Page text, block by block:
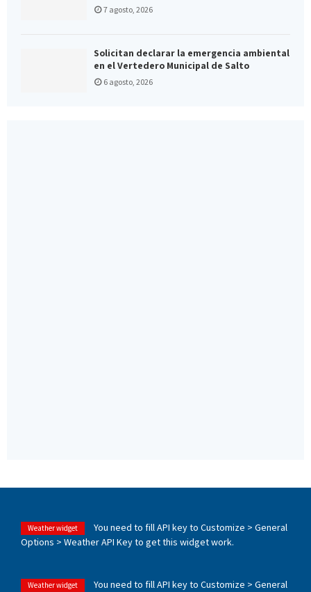
7 agosto, 2026
Solicitan declarar la emergencia ambiental
en el Vertedero Municipal de Salto
6 agosto, 2026
Weather widget
You need to fill API key to Customize > General
Options > Weather API Key to get this widget work.
Weather widget
You need to fill API key to Customize > General